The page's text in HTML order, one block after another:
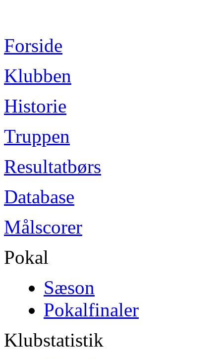
Forside
Klubben
Historie
Truppen
Resultatbørs
Database
Målscorer
Pokal
Sæson
Pokalfinaler
Klubstatistik